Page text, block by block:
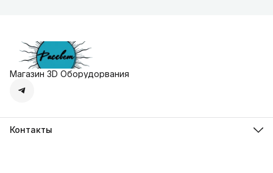
Магазин 3D Оборудорвания
Контакты